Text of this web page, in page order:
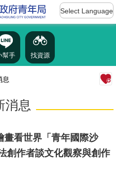
Select Language
幫手 找資源
息
消息
畫看世界「青年國際沙
創作者談文化觀察與創作